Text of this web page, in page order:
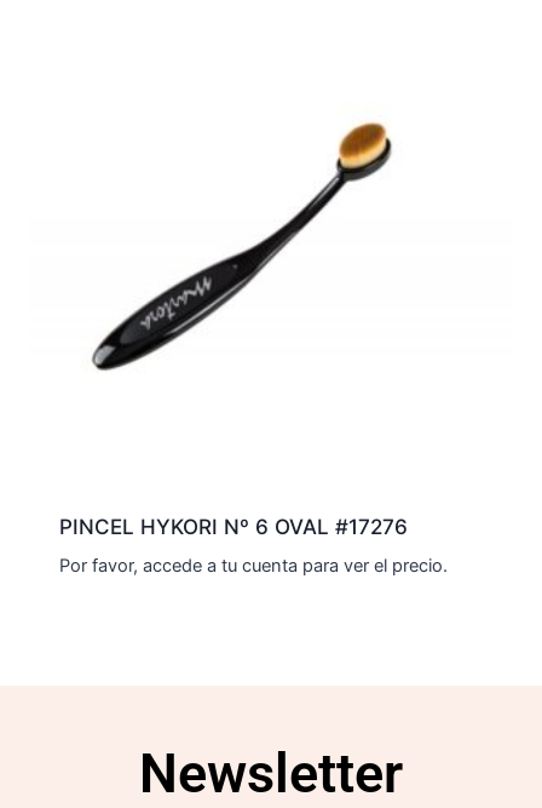
PINCEL HYKORI Nº 6 OVAL #17276
Por favor, accede a tu cuenta para ver el precio.
Newsletter